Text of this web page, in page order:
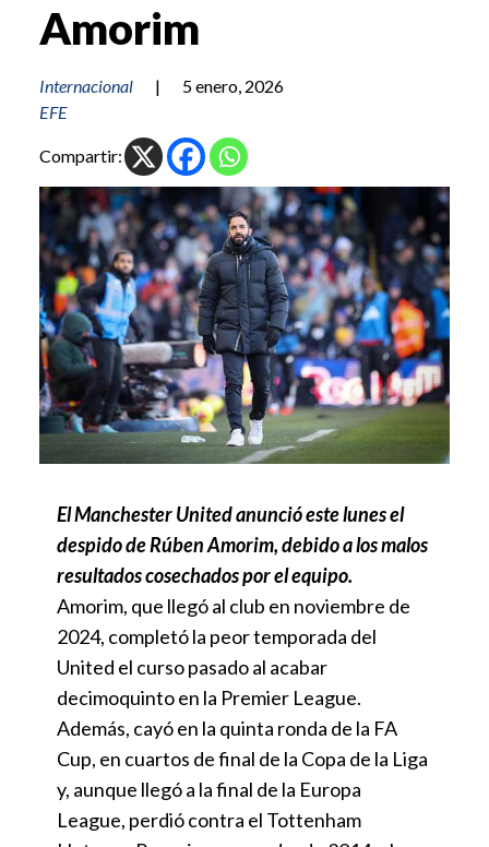
Amorim
Internacional |
5 enero, 2026
EFE
Compartir:
El Manchester United anunció este lunes el
despido de Rúben Amorim, debido a los malos
resultados cosechados por el equipo.
Amorim, que llegó al club en noviembre de
2024, completó la peor temporada del
United el curso pasado al acabar
decimoquinto en la Premier League.
Además, cayó en la quinta ronda de la FA
Cup, en cuartos de final de la Copa de la Liga
y, aunque llegó a la final de la Europa
League, perdió contra el Tottenham